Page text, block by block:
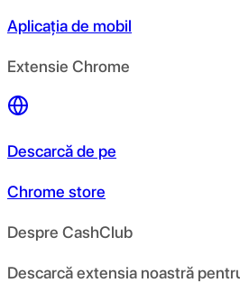
Aplicația de mobil
Extensie Chrome
Descarcă de pe
Chrome store
Despre CashClub
Descarcă extensia noastră